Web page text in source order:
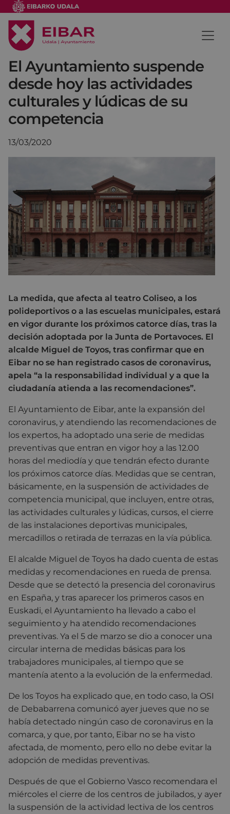
El Ayuntamiento suspende
desde hoy las actividades
culturales y lúdicas de su
competencia
13/03/2020
La medida, que afecta al teatro Coliseo, a los
polideportivos o a las escuelas municipales, estará
en vigor durante los próximos catorce días, tras la
decisión adoptada por la Junta de Portavoces. El
alcalde Miguel de Toyos, tras confirmar que en
Eibar no se han registrado casos de coronavirus,
apela “a la responsabilidad individual y a que la
ciudadanía atienda a las recomendaciones”.
El Ayuntamiento de Eibar, ante la expansión del
coronavirus, y atendiendo las recomendaciones de
los expertos, ha adoptado una serie de medidas
preventivas que entran en vigor hoy a las 12.00
horas del mediodía y que tendrán efecto durante
los próximos catorce días. Medidas que se centran,
básicamente, en la suspensión de actividades de
competencia municipal, que incluyen, entre otras,
las actividades culturales y lúdicas, cursos, el cierre
de las instalaciones deportivas municipales,
mercadillos o retirada de terrazas en la vía pública.
El alcalde Miguel de Toyos ha dado cuenta de estas
medidas y recomendaciones en rueda de prensa.
Desde que se detectó la presencia del coronavirus
en España, y tras aparecer los primeros casos en
Euskadi, el Ayuntamiento ha llevado a cabo el
seguimiento y ha atendido recomendaciones
preventivas. Ya el 5 de marzo se dio a conocer una
circular interna de medidas básicas para los
trabajadores municipales, al tiempo que se
mantenía atento a la evolución de la enfermedad.
De los Toyos ha explicado que, en todo caso, la OSI
de Debabarrena comunicó ayer jueves que no se
había detectado ningún caso de coronavirus en la
comarca, y que, por tanto, Eibar no se ha visto
afectada, de momento, pero ello no debe evitar la
adopción de medidas preventivas.
Después de que el Gobierno Vasco recomendara el
miércoles el cierre de los centros de jubilados, y ayer
la suspensión de la actividad lectiva de los centros